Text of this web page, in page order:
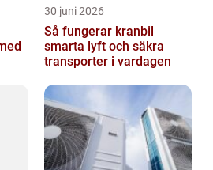
30 juni 2026
Så fungerar kranbil
smarta lyft och säkra
transporter i vardagen